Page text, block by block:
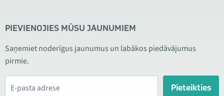
PIEVIENOJIES MŪSU JAUNUMIEM
Saņemiet noderīgus jaunumus un labākos piedāvājumus
pirmie.
Pieteikties